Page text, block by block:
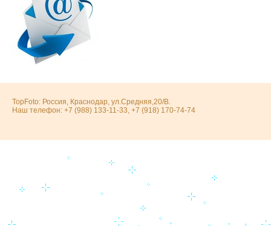
TopFoto: Россия, Краснодар, ул.Средняя,20/В.
Наш телефон: +7 (988) 133-11-33, +7 (918) 170-74-74